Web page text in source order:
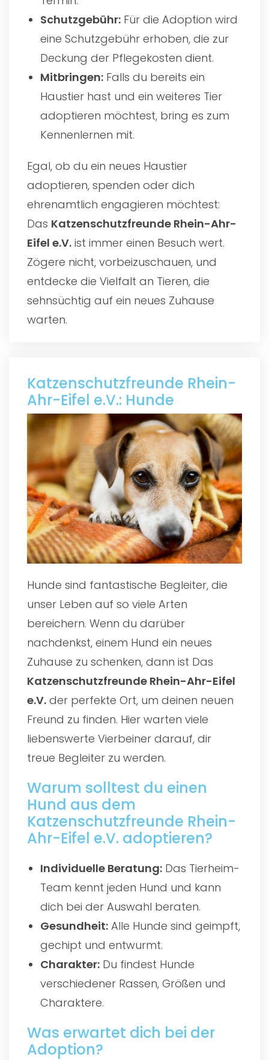
Schutzgebühr: Für die Adoption wird
eine Schutzgebühr erhoben, die zur
Deckung der Pflegekosten dient.
Mitbringen: Falls du bereits ein
Haustier hast und ein weiteres Tier
adoptieren möchtest, bring es zum
Kennenlernen mit.
Egal, ob du ein neues Haustier
adoptieren, spenden oder dich
ehrenamtlich engagieren möchtest:
Das Katzenschutzfreunde Rhein-Ahr-
Eifel e.V. ist immer einen Besuch wert.
Zögere nicht, vorbeizuschauen, und
entdecke die Vielfalt an Tieren, die
sehnsüchtig auf ein neues Zuhause
warten.
Katzenschutzfreunde Rhein-
Ahr-Eifel e.V.: Hunde
Hunde sind fantastische Begleiter, die
unser Leben auf so viele Arten
bereichern. Wenn du darüber
nachdenkst, einem Hund ein neues
Zuhause zu schenken, dann ist Das
Katzenschutzfreunde Rhein-Ahr-Eifel
e.V. der perfekte Ort, um deinen neuen
Freund zu finden. Hier warten viele
liebenswerte Vierbeiner darauf, dir
treue Begleiter zu werden.
Warum solltest du einen
Hund aus dem
Katzenschutzfreunde Rhein-
Ahr-Eifel e.V. adoptieren?
Individuelle Beratung: Das Tierheim-
Team kennt jeden Hund und kann
dich bei der Auswahl beraten.
Gesundheit: Alle Hunde sind geimpft,
gechipt und entwurmt.
Charakter: Du findest Hunde
verschiedener Rassen, Größen und
Charaktere.
Was erwartet dich bei der
Adoption?